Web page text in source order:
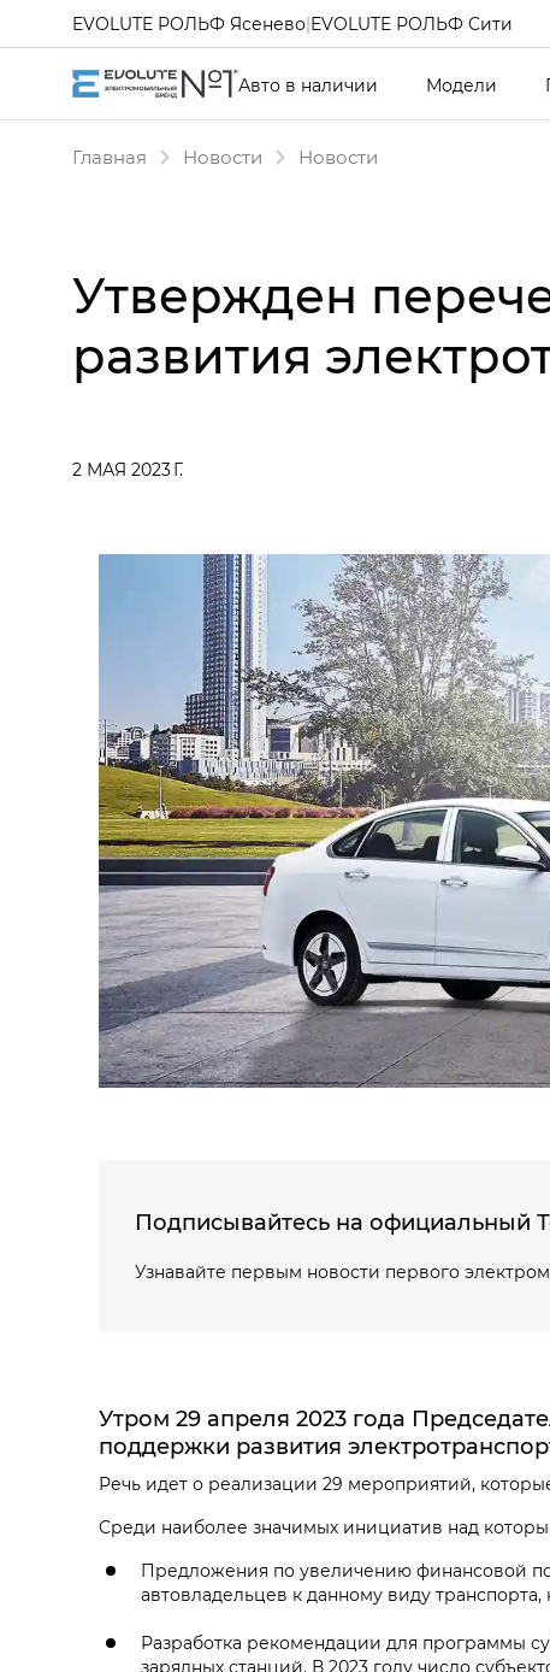
EVOLUTE РОЛЬФ Ясенево|EVOLUTE РОЛЬФ Сити
Авто в наличии Модели
Главная Новости Новости
Утвержден
развития
2 МАЯ 2023 Г.
Подписывайтесь на официальный
Узнавайте первым новости первого
Утром 29 апреля 2023 года
поддержки развития
Речь идет о реализации 29 мероприятий,
Среди наиболее значимых инициатив над
Предложения по увеличению финансовой
автовладельцев к данному виду
Разработка рекомендации для программы
зарядных станций. В 2023 году число